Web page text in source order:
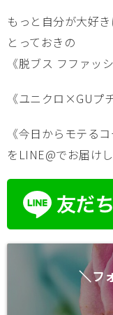
もっと自分が大好
とっておきの
《脱ブス フファッ
《ユニクロ×GUプ
《今日からモテる
をLINE@でお届けし
＼フ